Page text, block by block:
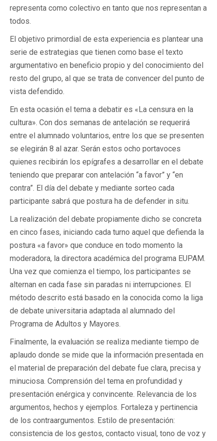
representa como colectivo en tanto que nos representan a
todos.
El objetivo primordial de esta experiencia es plantear una
serie de estrategias que tienen como base el texto
argumentativo en beneficio propio y del conocimiento del
resto del grupo, al que se trata de convencer del punto de
vista defendido.
En esta ocasión el tema a debatir es «La censura en la
cultura». Con dos semanas de antelación se requerirá
entre el alumnado voluntarios, entre los que se presenten
se elegirán 8 al azar. Serán estos ocho portavoces
quienes recibirán los epígrafes a desarrollar en el debate
teniendo que preparar con antelación “a favor” y “en
contra”. El día del debate y mediante sorteo cada
participante sabrá que postura ha de defender in situ.
La realización del debate propiamente dicho se concreta
en cinco fases, iniciando cada turno aquel que defienda la
postura «a favor» que conduce en todo momento la
moderadora, la directora académica del programa EUPAM.
Una vez que comienza el tiempo, los participantes se
alternan en cada fase sin paradas ni interrupciones. El
método descrito está basado en la conocida como la liga
de debate universitaria adaptada al alumnado del
Programa de Adultos y Mayores.
Finalmente, la evaluación se realiza mediante tiempo de
aplaudo donde se mide que la información presentada en
el material de preparación del debate fue clara, precisa y
minuciosa. Comprensión del tema en profundidad y
presentación enérgica y convincente. Relevancia de los
argumentos, hechos y ejemplos. Fortaleza y pertinencia
de los contraargumentos. Estilo de presentación:
consistencia de los gestos, contacto visual, tono de voz y